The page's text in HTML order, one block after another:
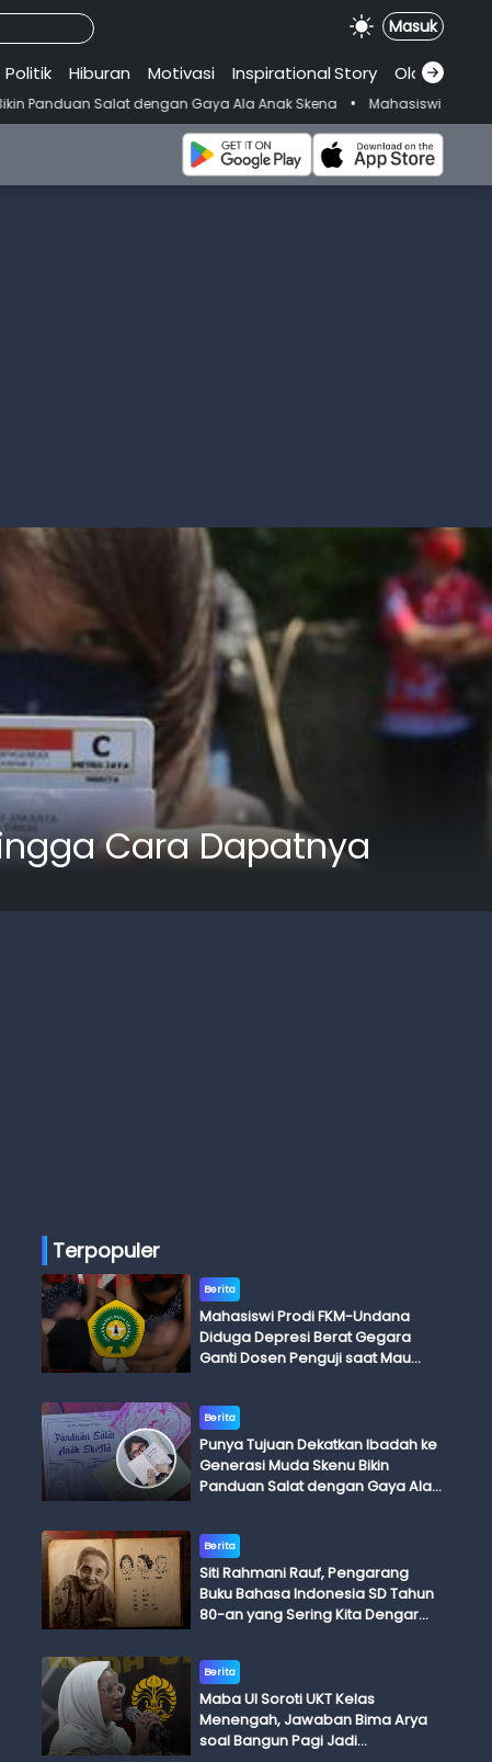
Masuk
Politik Hiburan Motivasi Inspirational.Story Olahraga
dengan Gaya Ala Anak Skena • Mahasiswi Prodi FKM-Undana
Cara Dapatnya
Terpopuler
Berita
Mahasiswi Prodi FKM-Undana
Diduga Depresi Berat Gegara
Ganti Dosen Penguji saat Mau
Berita
Punya Tujuan Dekatkan Ibadah ke
Generasi Muda Skenu Bikin
Panduan Salat dengan Gaya Ala
Berita
Siti Rahmani Rauf, Pengarang
Buku Bahasa Indonesia SD Tahun
80-an yang Sering Kita Dengar
Adik Budi
Berita
Maba UI Soroti UKT Kelas
Menengah, Jawaban Bima Arya
soal Bangun Pagi Jadi